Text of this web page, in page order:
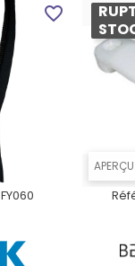
FY060
favorite_border